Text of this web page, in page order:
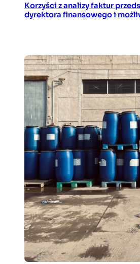
Korzyści z analizy faktur
dyrektora finansowego i